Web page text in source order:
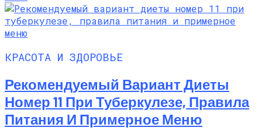
КРАСОТА И ЗДОРОВЬЕ
Рекомендуемый Вариант Диеты
Номер 11 При Туберкулезе, Правила
Питания И Примерное Меню